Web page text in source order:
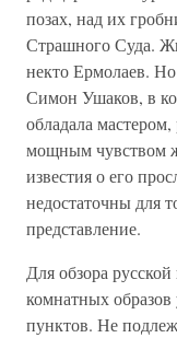
позах, над их
Страшного Суда.
некто Ермолаев.
Симон Ушаков, в
обладала
мощным чувством
известия о его
недостаточны для
представление.
Для обзора
комнатных
пунктов. Не